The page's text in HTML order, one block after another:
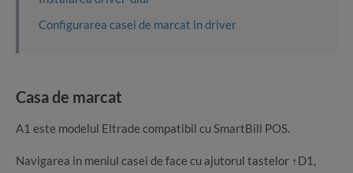
Configurarea casei de marcat in driver
Casa de marcat
A1 este modelul Eltrade compatibil cu SmartBill POS.
Navigarea in meniul casei de face cu ajutorul tastelor ↑D1,